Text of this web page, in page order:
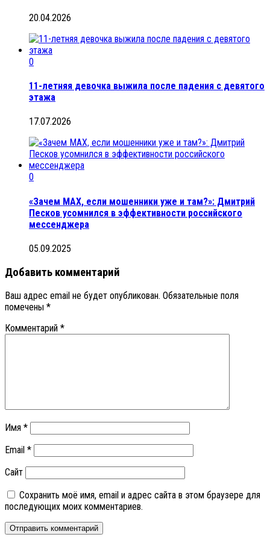
20.04.2026
0
11-летняя девочка выжила после падения с девятого
этажа
17.07.2026
0
«Зачем MAX, если мошенники уже и там?»: Дмитрий
Песков усомнился в эффективности российского
мессенджера
05.09.2025
Добавить комментарий
Ваш адрес email не будет опубликован. Обязательные поля
помечены *
Комментарий *
Имя *
Email *
Сайт
Сохранить моё имя, email и адрес сайта в этом браузере для
последующих моих комментариев.